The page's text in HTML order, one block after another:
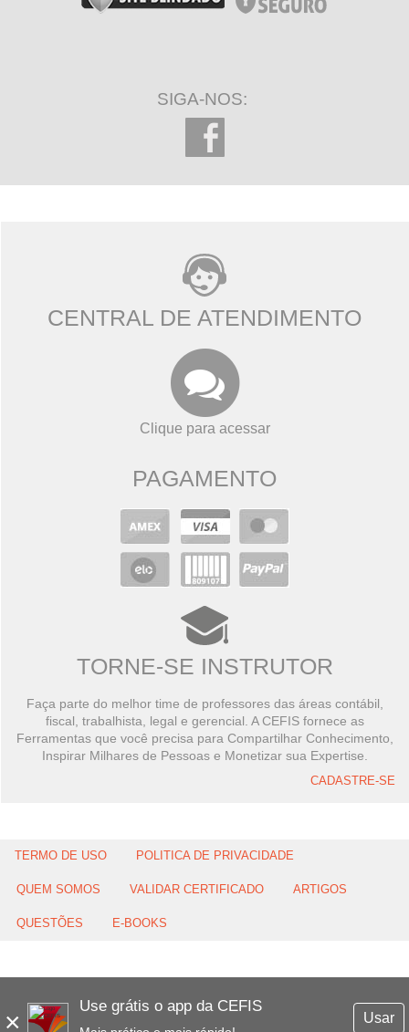
×
Use grátis o app da CEFIS
Usar
SIGA-NOS:
CENTRAL DE ATENDIMENTO
Clique para acessar
PAGAMENTO
TORNE-SE INSTRUTOR
Faça parte do melhor time de professores das áreas contábil,
fiscal, trabalhista, legal e gerencial. A CEFIS fornece as
Ferramentas que você precisa para Compartilhar Conhecimento,
Inspirar Milhares de Pessoas e Monetizar sua Expertise.
CADASTRE-SE
TERMO DE USO POLITICA DE PRIVACIDADE
QUEM SOMOS VALIDAR CERTIFICADO ARTIGOS
QUESTÕES E-BOOKS